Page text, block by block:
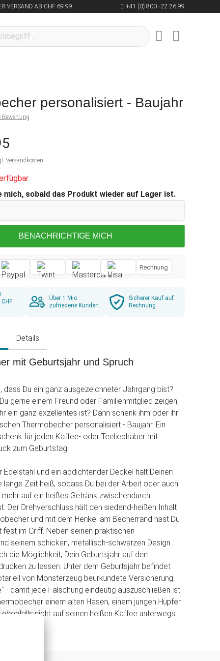
VERSAND AB CHF 69.99 +41 (0) 800 - 22 26 99
personalisiert - Baujahr
Bewertung
Versandkosten
mich, sobald das Produkt wieder auf Lager ist.
BENACHRICHTIGE MICH
Rechnung
Über 1 Mio.
zufriedene Kunden
Sicherer Kauf auf
Rechnung
Details
mit Geburtsjahr und Spruch
dass Du ein ganz ausgezeichneter Jahrgang bist?
gerne einem Freund oder Familienmitglied zeigen,
ein ganz exzellentes ist? Dann schenk ihm oder ihr
Thermobecher personalisiert - Baujahr. Ein
für jeden Kaffee- oder Teeliebhaber mit
zum Geburtstag.
Edelstahl und ein abdichtender Deckel hält Deinen
lange Zeit heiß, sodass Du bei der Arbeit oder auch
auf ein heißes Getränk zwischendurch
Der Drehverschluss hält den siedend-heißen Inhalt
und mit dem Henkel am Becherrand hast Du
fest im Griff. Neben seinen praktischen
seinem schicken, metallisch-schwarzen Design
die Möglichkeit, Dein Geburtsjahr auf den
zu lassen. Unter dem Geburtsjahr befindet
von Monsterzeug beurkundete Versicherung
- damit jede Fälschung eindeutig auszuschließen ist.
einem alten Hasen, einem jungen Hüpfer
nicht auf seinen heißen Kaffee unterwegs